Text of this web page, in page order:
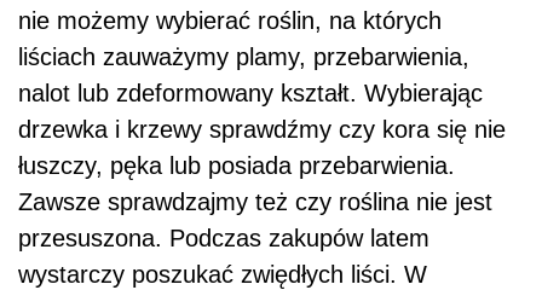
nie możemy wybierać roślin, na których
liściach zauważymy plamy, przebarwienia,
nalot lub zdeformowany kształt. Wybierając
drzewka i krzewy sprawdźmy czy kora się nie
łuszczy, pęka lub posiada przebarwienia.
Zawsze sprawdzajmy też czy roślina nie jest
przesuszona. Podczas zakupów latem
wystarczy poszukać zwiędłych liści. W